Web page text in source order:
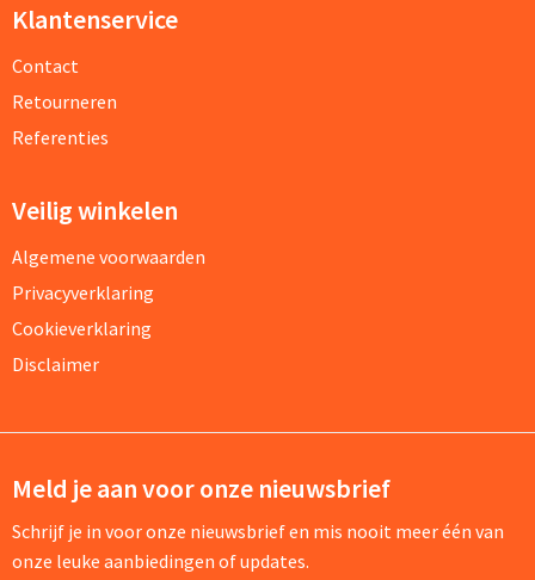
Klantenservice
Contact
Retourneren
Referenties
Veilig winkelen
Algemene voorwaarden
Privacyverklaring
Cookieverklaring
Disclaimer
Meld je aan voor onze nieuwsbrief
Schrijf je in voor onze nieuwsbrief en mis nooit meer één van
onze leuke aanbiedingen of updates.